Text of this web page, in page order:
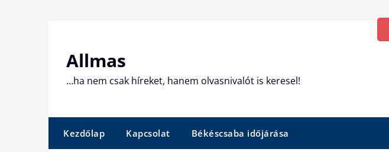
Allmas
…ha nem csak híreket, hanem olvasnivalót is keresel!
Kezdőlap Kapcsolat Békéscsaba időjárása